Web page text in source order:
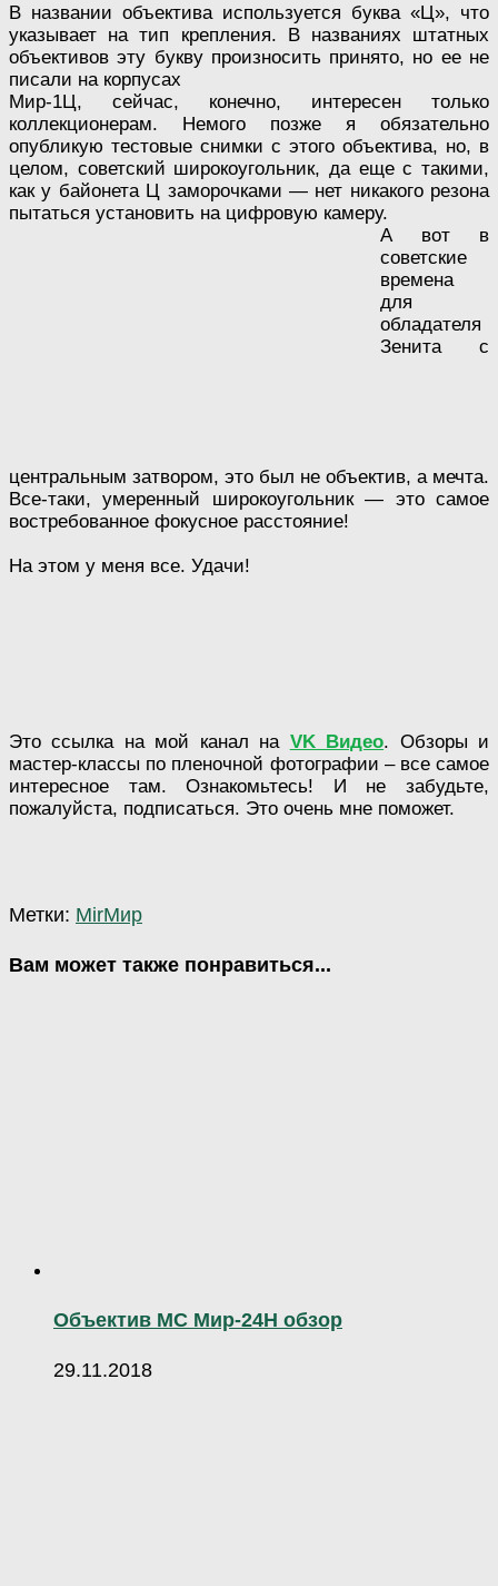
В названии объектива используется буква «Ц», что
указывает на тип крепления. В названиях штатных
объективов эту букву произносить принято, но ее не
писали на корпусах
Мир-1Ц, сейчас, конечно, интересен только
коллекционерам. Немого позже я обязательно
опубликую тестовые снимки с этого объектива, но, в
целом, советский широкоугольник, да еще с такими,
как у байонета Ц заморочками — нет никакого резона
пытаться установить на цифровую камеру.
А вот в
советские
времена
для
обладателя
Зенита с
центральным затвором, это был не объектив, а мечта.
Все-таки, умеренный широкоугольник — это самое
востребованное фокусное расстояние!
На этом у меня все. Удачи!
Это ссылка на мой канал на VK Видео. Обзоры и
мастер-классы по пленочной фотографии – все самое
интересное там. Ознакомьтесь! И не забудьте,
пожалуйста, подписаться. Это очень мне поможет.
Метки: MirМир
Вам может также понравиться...
Объектив МС Мир-24Н обзор
29.11.2018